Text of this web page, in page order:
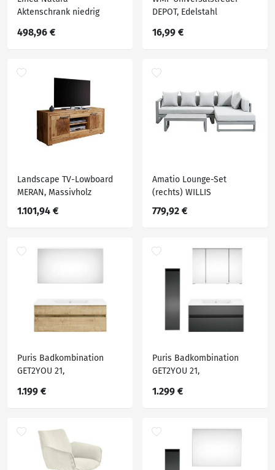
Aktenschrank niedrig
498,96 €
DEPOT, Edelstahl
16,99 €
Landscape TV-Lowboard
MERAN, Massivholz
1.101,94 €
Amatio Lounge-Set
(rechts) WILLIS
779,92 €
Puris Badkombination
GET2YOU 21,
1.199 €
Puris Badkombination
GET2YOU 21,
1.299 €